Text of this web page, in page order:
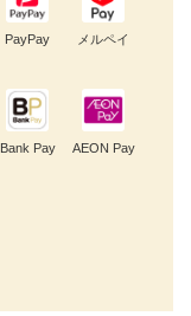
PayPay メルペイ
Bank Pay AEON Pay